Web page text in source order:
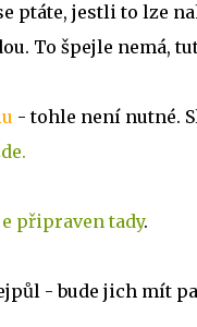
ptáte, jestli to lze
To špejle nemá,
- tohle není nutné.
připraven tady.
- bude jich mít